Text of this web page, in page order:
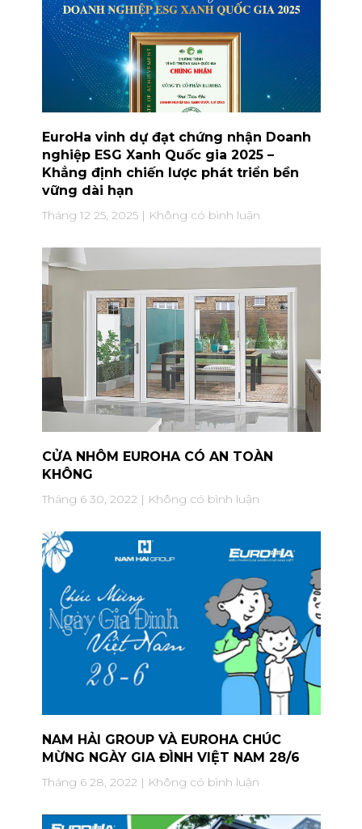
EuroHa vinh dự đạt chứng nhận Doanh
nghiệp ESG Xanh Quốc gia 2025 –
Khẳng định chiến lược phát triển bền
vững dài hạn
Tháng 12 25, 2025 Không có bình luận
CỬA NHÔM EUROHA CÓ AN TOÀN
KHÔNG
Tháng 6 30, 2022 Không có bình luận
NAM HẢI GROUP VÀ EUROHA CHÚC
MỪNG NGÀY GIA ĐÌNH VIỆT NAM 28/6
Tháng 6 28, 2022 Không có bình luận